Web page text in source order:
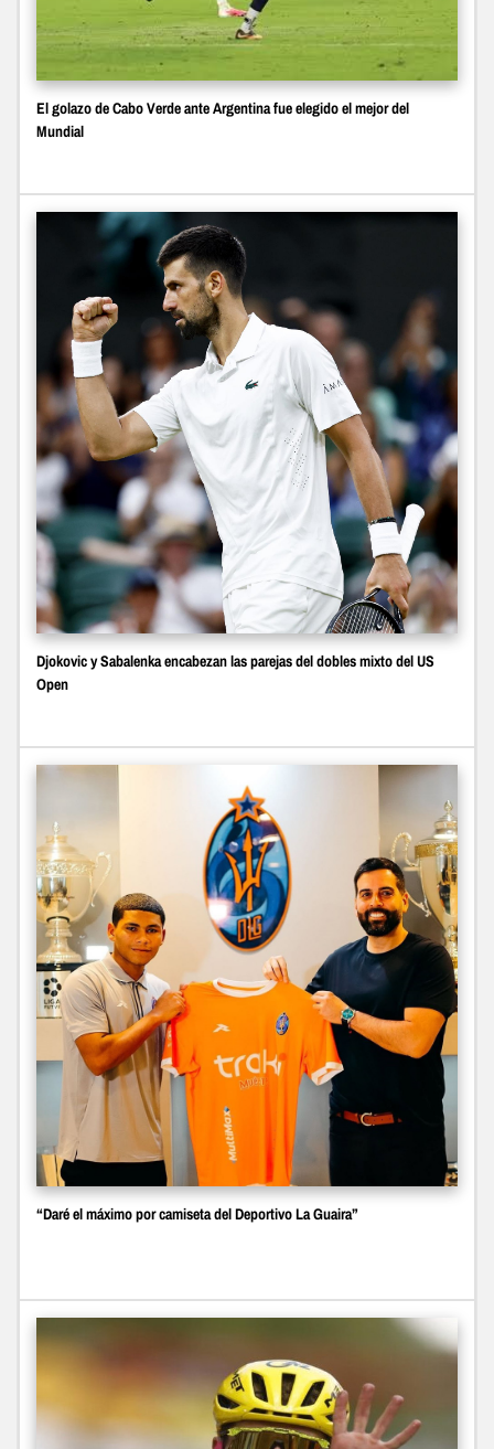
El golazo de Cabo Verde ante Argentina fue elegido el mejor del
Mundial
Djokovic y Sabalenka encabezan las parejas del dobles mixto del US
Open
“Daré el máximo por camiseta del Deportivo La Guaira”